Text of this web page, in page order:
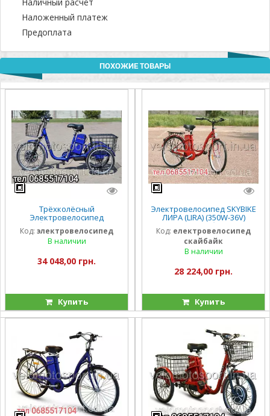
Наложенный платеж
Предоплата
ПОХОЖИЕ ТОВАРЫ
Трёхколёсный
Электровелосипед
скайбайк SKYBIKE 3-CYCL
(350W-36V) Синий
Код: электровелосипед
В наличии
34 048,00 грн.
Купить
Электровелосипед SKYBIKE
ЛИРА (LIRA) (350W-36V)
Красный скайбайк лира
Код: електровелосипед
скайбайк
В наличии
28 224,00 грн.
Купить